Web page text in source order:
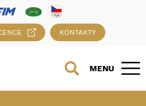
KONTAKTY
MENU